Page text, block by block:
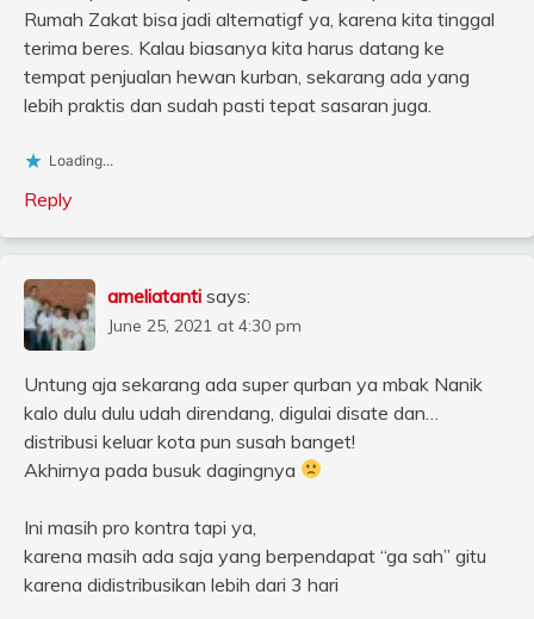
Rumah Zakat bisa jadi alternatigf ya, karena kita tinggal
terima beres. Kalau biasanya kita harus datang ke
tempat penjualan hewan kurban, sekarang ada yang
lebih praktis dan sudah pasti tepat sasaran juga.
Loading...
Reply
ameliatanti says:
June 25, 2021 at 4:30 pm
Untung aja sekarang ada super qurban ya mbak Nanik
kalo dulu dulu udah direndang, digulai disate dan…
distribusi keluar kota pun susah banget!
Akhirnya pada busuk dagingnya
Ini masih pro kontra tapi ya,
karena masih ada saja yang berpendapat “ga sah” gitu
karena didistribusikan lebih dari 3 hari